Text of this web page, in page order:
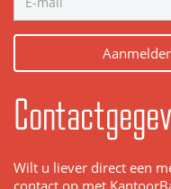
Wilt u liever direct een